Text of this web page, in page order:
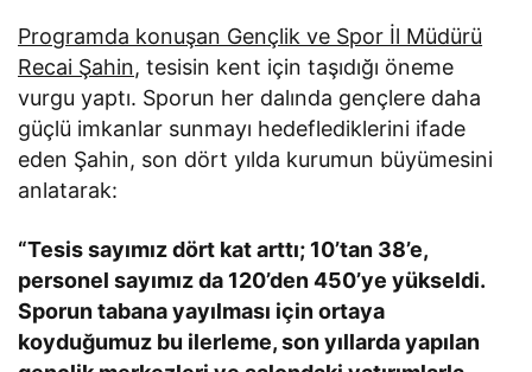
Programda konuşan Gençlik ve Spor İl Müdürü
Recai Şahin, tesisin kent için taşıdığı öneme
vurgu yaptı. Sporun her dalında gençlere daha
güçlü imkanlar sunmayı hedeflediklerini ifade
eden Şahin, son dört yılda kurumun büyümesini
anlatarak:
“Tesis sayımız dört kat arttı; 10’tan 38’e,
personel sayımız da 120’den 450’ye yükseldi.
Sporun tabana yayılması için ortaya
koyduğumuz bu ilerleme, son yıllarda yapılan